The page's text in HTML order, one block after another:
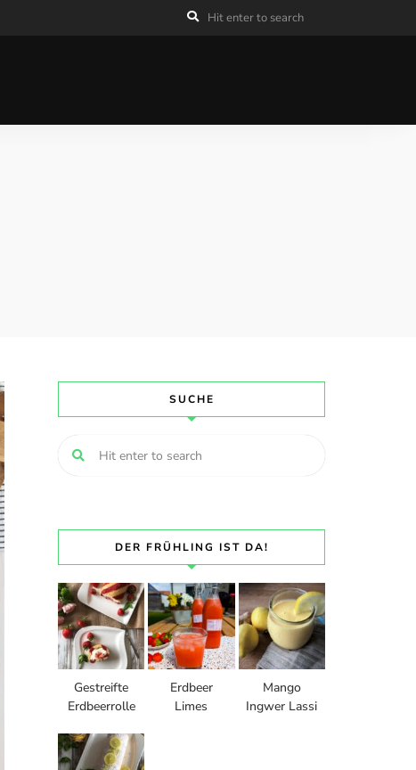
SUCHE
DER FRÜHLING IST DA!
Gestreifte
Erdbeerrolle
Erdbeer
Limes
Mango
Ingwer Lassi